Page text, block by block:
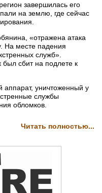
завершилась его
на землю, где сейчас
«отражена атака
На месте падения
служб».
был сбит на подлете к
аппарат, уничтоженный у
службы
обломков.
Читать полностью...